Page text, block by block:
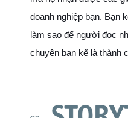
doanh nghiệp bạn. Bạn
làm sao để người đọc
chuyện bạn kể là thành